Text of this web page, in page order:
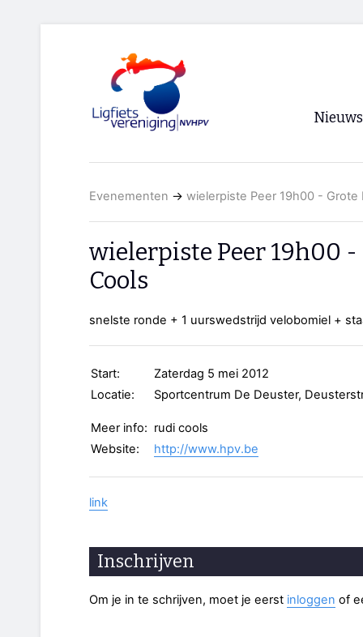
Nieuws
RSS
Evenementen → wielerpiste Peer 19h00 - Grote
wielerpiste Peer 19h00
Cools
snelste ronde + 1 uurswedstrijd velobomiel +
Start:
Zaterdag 5 mei 2012
Locatie:
Sportcentrum De Deuster,
Meer info: rudi cools
Website:
http://www.hpv.be
link
Inschrijven
Om je in te schrijven, moet je eerst inloggen of